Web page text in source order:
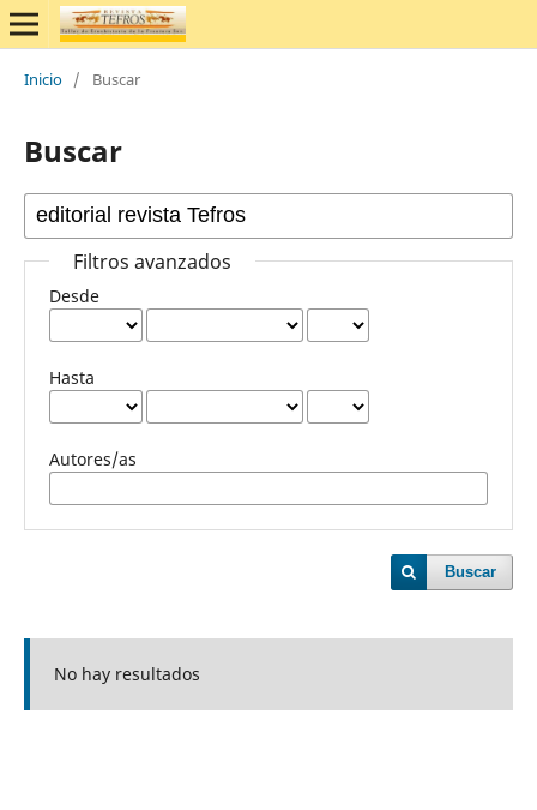
Inicio / Buscar
Buscar
Filtros avanzados
Desde
Hasta
Autores/as
Buscar
No hay resultados